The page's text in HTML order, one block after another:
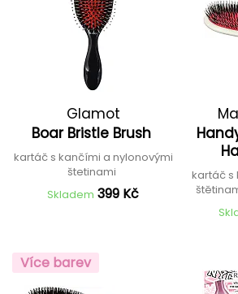
Glamot
Boar Bristle Brush
kartáč s kančími a nylonovými
štetinami
Skladem 399 Kč
kartáč s
Více barev